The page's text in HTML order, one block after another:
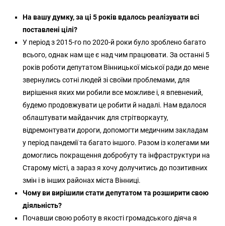
На вашу думку, за ці 5 років вдалось реалізувати всі
поставлені цілі?
У період з 2015-го по 2020-й роки було зроблено багато
всього, однак нам ще є над чим працювати. За останні 5
років роботи депутатом Вінницької міської ради до мене
звернулись сотні людей зі своїми проблемами, для
вирішення яких ми робили все можливе і, я впевнений,
будемо продовжувати це робити й надалі. Нам вдалося
облаштувати майданчик для стрітворкауту,
відремонтувати дороги, допомогти медичним закладам
у період пандемії та багато іншого. Разом із колегами ми
домоглись покращення добробуту та інфраструктури на
Старому місті, а зараз я хочу долучитись до позитивних
змін і в інших районах міста Вінниці.
Чому ви вирішили стати депутатом та розширити свою
діяльність?
Почавши свою роботу в якості громадського діяча я